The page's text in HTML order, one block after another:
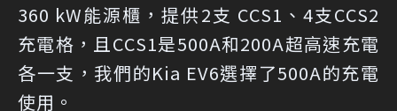
360 kW能源櫃，提供2支 CCS1、4支CCS2
充電格，且CCS1是500A和200A超高速充電
各一支，我們的Kia EV6選擇了500A的充電
使用。